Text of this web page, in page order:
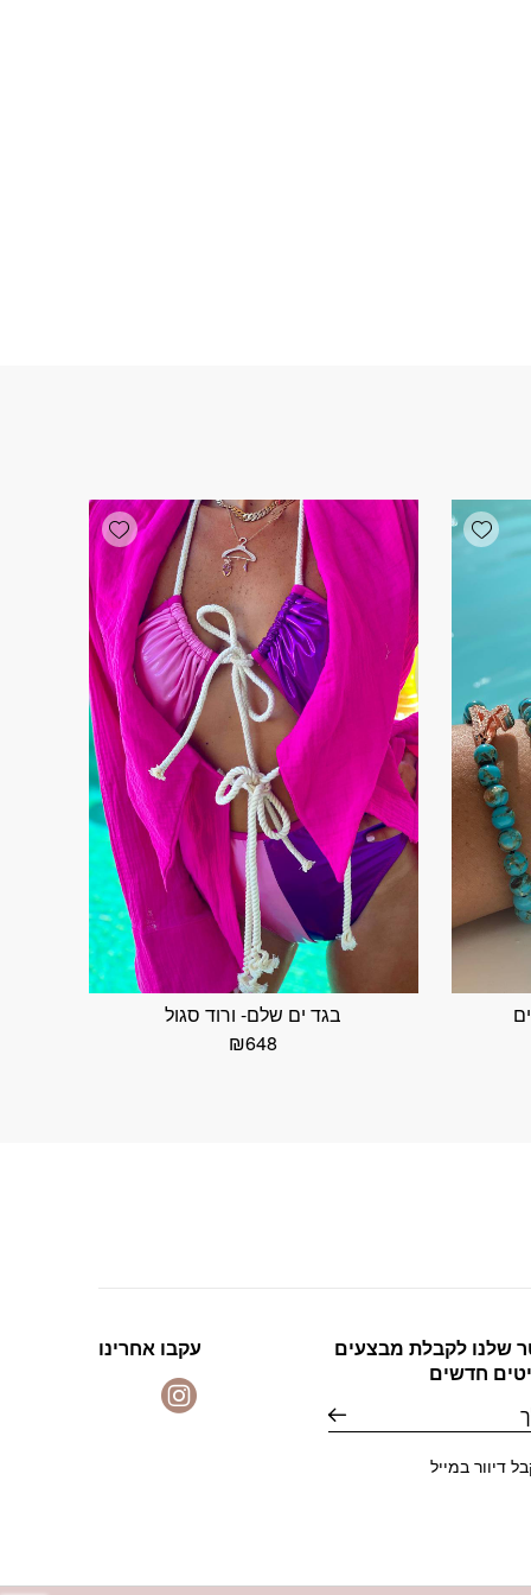
Add wishlist
Add wishlist
בגד ים שלם- ורוד סגול
₪648
עקבו אחרינו
שלנו לקבלת מבצעים
חדשים
דיוור במייל